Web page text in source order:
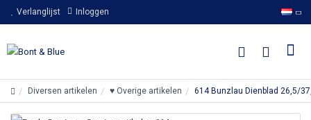
Verlanglijst Inloggen
Diversen artikelen ♥ Overige artikelen 614 Bunzlau Dienblad 26,5/